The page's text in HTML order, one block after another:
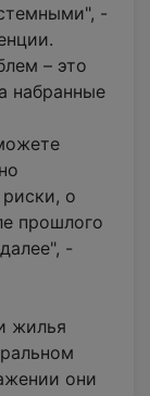
-
– это
набранные
о
прошлого
-
жилья
они